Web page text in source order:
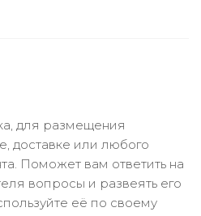
для размещения
доставке или любого
Поможет вам ответить на
вопросы и развеять его
её по своему